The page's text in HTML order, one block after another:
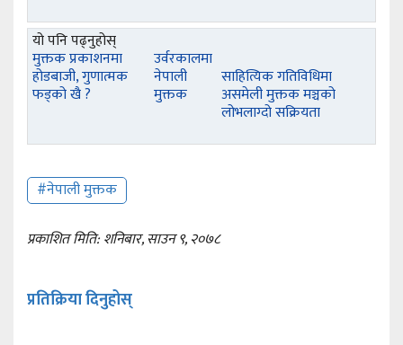
यो पनि पढ्नुहोस्
मुक्तक प्रकाशनमा
होडबाजी, गुणात्मक
फड्को खै ?
उर्वरकालमा
नेपाली
मुक्तक
साहित्यिक गतिविधिमा
असमेली मुक्तक मञ्चको
लोभलाग्दो सक्रियता
#नेपाली मुक्तक
प्रकाशित मिति: शनिबार, साउन ९, २०७८
प्रतिक्रिया दिनुहोस्